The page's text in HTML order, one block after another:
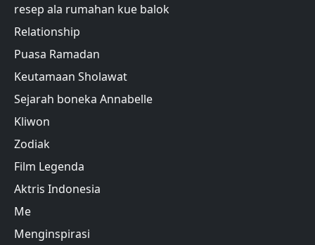
resep ala rumahan kue balok
Relationship
Puasa Ramadan
Keutamaan Sholawat
Sejarah boneka Annabelle
Kliwon
Zodiak
Film Legenda
Aktris Indonesia
Me
Menginspirasi